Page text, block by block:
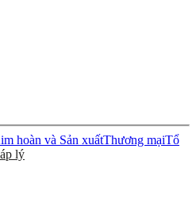
hoàn và Sản xuấtThương mạiTổ
lý